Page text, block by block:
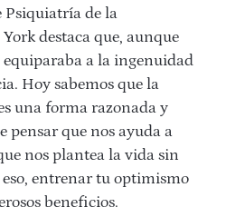
Psiquiatría de la
destaca que, aunque
equiparaba a la ingenuidad
Hoy sabemos que la
una forma razonada y
pensar que nos ayuda a
nos plantea la vida sin
entrenar tu optimismo
beneficios.